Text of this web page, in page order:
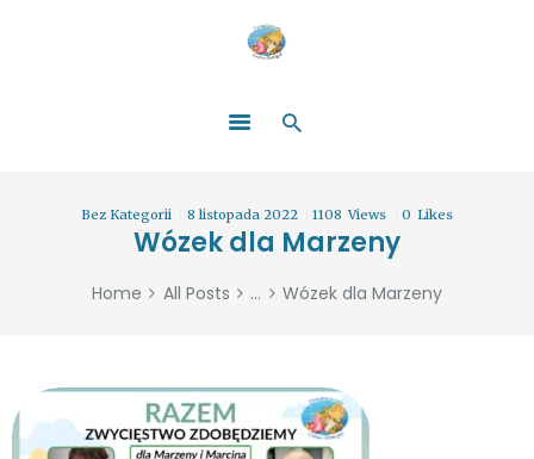
Bez Kategorii 8 listopada 2022 1108 Views 0 Likes
Wózek dla Marzeny
Home All Posts ... Wózek dla Marzeny
ZOSTAŃ DARCZYŃCĄ!
WYDARZENIA
PARTNERZY